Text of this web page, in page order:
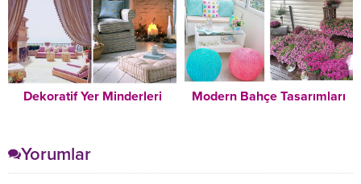
Dekoratif Yer Minderleri Modern Bahçe Tasarımları
Yorumlar